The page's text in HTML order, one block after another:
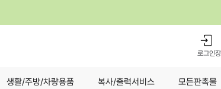
로그인
생활/주방/차량용품 복사/출력서비스 모든판촉물